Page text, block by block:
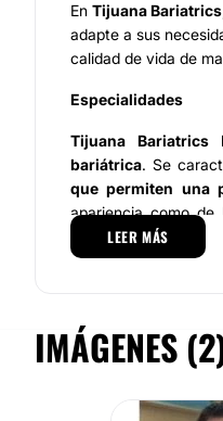
En Tijuana Bariatrics
adapte a sus
calidad de vida de
Especialidades
Tijuana Bariatrics
bariátrica. Se
que permiten una
apariencia como
reduce la incidencia
gástrico – mini,
duodenal, cirugía de
LEER MÁS
IMÁGENES